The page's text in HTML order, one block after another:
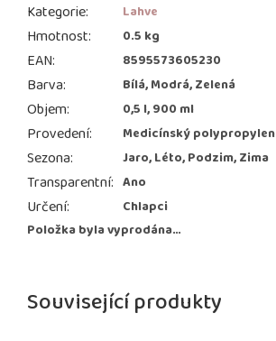
Související produkty
Kategorie: Lahve
Hmotnost: 0.5 kg
EAN: 8595573605230
Barva: Bílá, Modrá, Zelená
Objem: 0,5 l, 900 ml
Provedení: Medicínský polypropylen
Sezona: Jaro, Léto, Podzim, Zima
Transparentní: Ano
Určení:
Chlapci
Položka byla vyprodána…